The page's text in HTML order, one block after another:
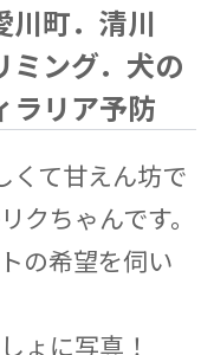
川町．清川
ミング．犬の
ラリア予防
くて甘えん坊で
クちゃんです。
の希望を伺い
ょに写真！